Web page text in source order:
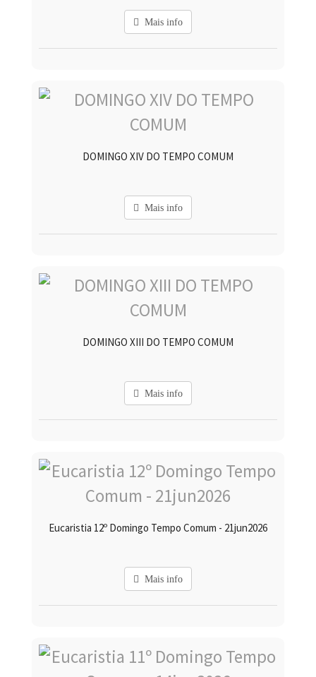
Mais info
DOMINGO XIV DO TEMPO COMUM
Mais info
DOMINGO XIII DO TEMPO COMUM
Mais info
Eucaristia 12º Domingo Tempo Comum - 21jun2026
Mais info